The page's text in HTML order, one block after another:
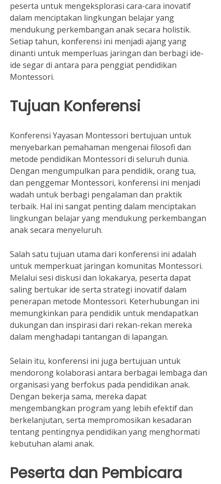
peserta untuk mengeksplorasi cara-cara inovatif
dalam menciptakan lingkungan belajar yang
mendukung perkembangan anak secara holistik.
Setiap tahun, konferensi ini menjadi ajang yang
dinanti untuk memperluas jaringan dan berbagi ide-
ide segar di antara para penggiat pendidikan
Montessori.
Tujuan Konferensi
Konferensi Yayasan Montessori bertujuan untuk
menyebarkan pemahaman mengenai filosofi dan
metode pendidikan Montessori di seluruh dunia.
Dengan mengumpulkan para pendidik, orang tua,
dan penggemar Montessori, konferensi ini menjadi
wadah untuk berbagi pengalaman dan praktik
terbaik. Hal ini sangat penting dalam menciptakan
lingkungan belajar yang mendukung perkembangan
anak secara menyeluruh.
Salah satu tujuan utama dari konferensi ini adalah
untuk memperkuat jaringan komunitas Montessori.
Melalui sesi diskusi dan lokakarya, peserta dapat
saling bertukar ide serta strategi inovatif dalam
penerapan metode Montessori. Keterhubungan ini
memungkinkan para pendidik untuk mendapatkan
dukungan dan inspirasi dari rekan-rekan mereka
dalam menghadapi tantangan di lapangan.
Selain itu, konferensi ini juga bertujuan untuk
mendorong kolaborasi antara berbagai lembaga dan
organisasi yang berfokus pada pendidikan anak.
Dengan bekerja sama, mereka dapat
mengembangkan program yang lebih efektif dan
berkelanjutan, serta mempromosikan kesadaran
tentang pentingnya pendidikan yang menghormati
kebutuhan alami anak.
Peserta dan Pembicara